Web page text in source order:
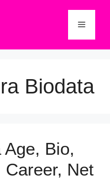
Menu
Biodata
Bio,
Net